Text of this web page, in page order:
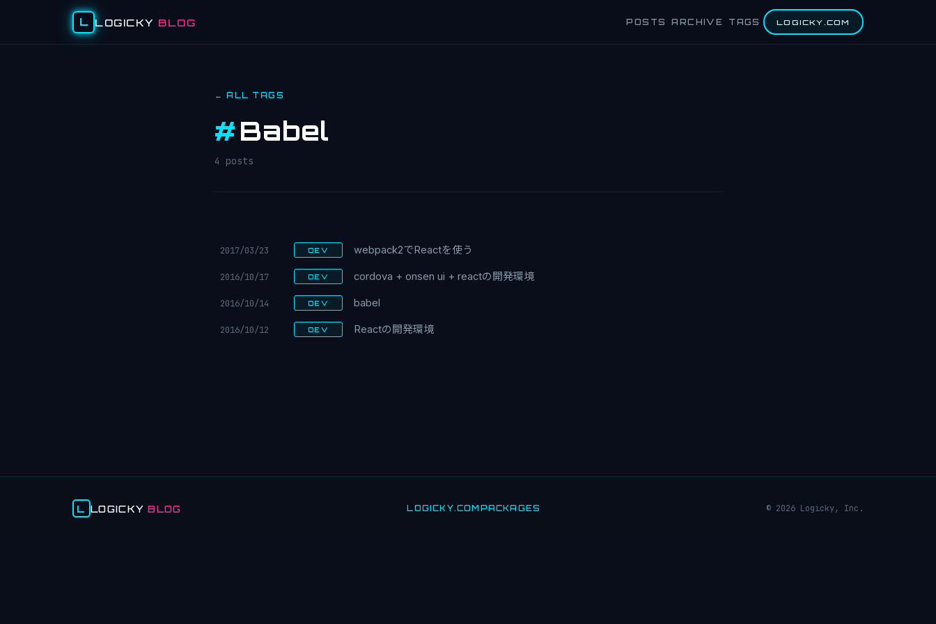
L LOGICKY BLOG POSTS ARCHIVE TAGS LOGICKY.COM
← ALL TAGS
#Babel
4 posts
2017/03/23 DEV webpack2でReactを使う
2016/10/17 DEV cordova + onsen ui + reactの開発環境
2016/10/14 DEV babel
2016/10/12 DEV Reactの開発環境
L LOGICKYBLOG LOGICKY.COM PACKAGES © 2026 Logicky, Inc.